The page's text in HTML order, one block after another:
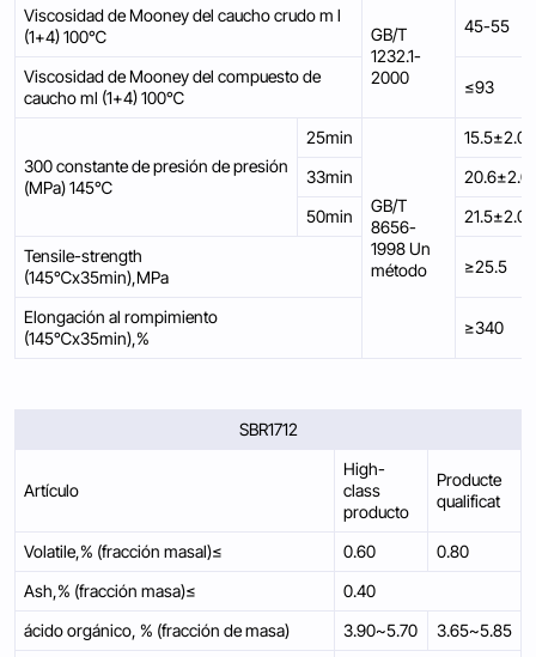
Viscosidad de Mooney del caucho crudo m l
(1+4) 100℃
GB/T
1232.1-
2000
45-55
Viscosidad de Mooney del compuesto de
caucho ml (1+4) 100℃
≤93
300 constante de presión de presión
(MPa) 145℃
25min
GB/T
8656-
1998 Un
método
15.5±2.0
33min
20.6±2.0
50min
21.5±2.0
Tensile-strength
(145℃x35min),MPa
≥25.5
Elongación al rompimiento
(145℃x35min),%
≥340
SBR1712
Artículo
High-
class
producto
Producte
qualificat
Volatile,% (fracción masal)≤ 0.60
0.80
Ash,% (fracción masa)≤
0.40
ácido orgánico, % (fracción de masa)
3.90~5.70
3.65~5.85